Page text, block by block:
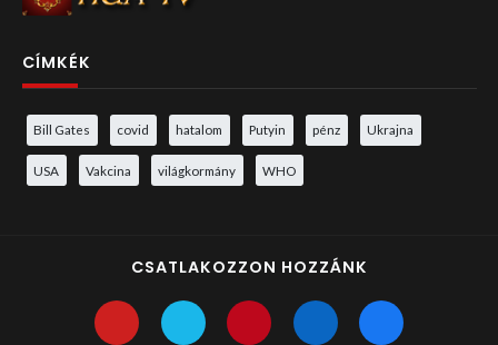
CÍMKÉK
Bill Gates covid hatalom Putyin pénz Ukrajna
USA Vakcina világkormány WHO
CSATLAKOZZON HOZZÁNK